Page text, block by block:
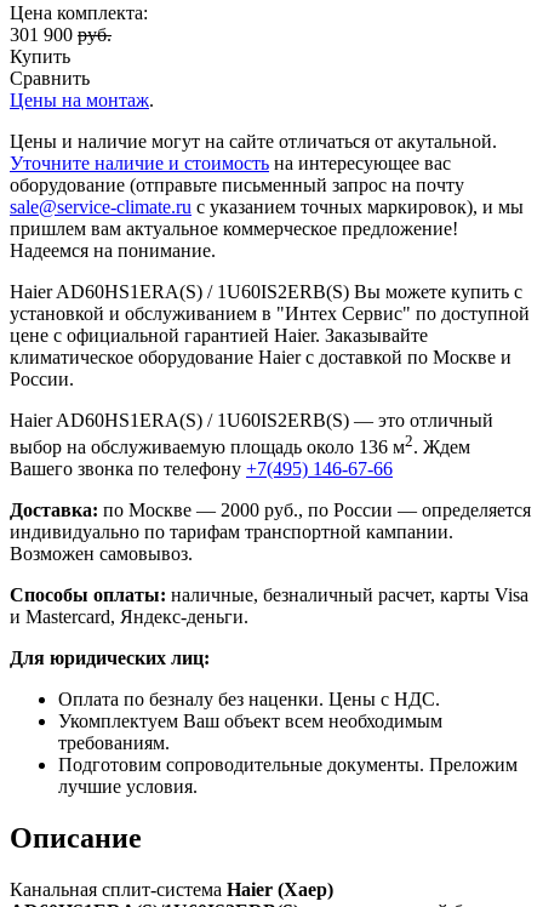
Цена комплекта:
301 900 руб.
Купить
Сравнить
Цены на монтаж.
Цены и наличие могут на сайте отличаться от акутальной.
Уточните наличие и стоимость на интересующее вас
оборудование (отправьте письменный запрос на почту
sale@service-climate.ru с указанием точных маркировок), и мы
пришлем вам актуальное коммерческое предложение!
Надеемся на понимание.
Haier AD60HS1ERA(S) / 1U60IS2ERB(S) Вы можете купить с
установкой и обслуживанием в "Интех Сервис" по доступной
цене с официальной гарантией Haier. Заказывайте
климатическое оборудование Haier с доставкой по Москве и
России.
Haier AD60HS1ERA(S) / 1U60IS2ERB(S) — это отличный
выбор на обслуживаемую площадь около 136 м2. Ждем
Вашего звонка по телефону +7(495) 146-67-66
Доставка: по Москве — 2000 руб., по России — определяется
индивидуально по тарифам транспортной кампании.
Возможен самовывоз.
Способы оплаты: наличные, безналичный расчет, карты Visa
и Mastercard, Яндекс-деньги.
Для юридических лиц:
Оплата по безналу без наценки. Цены с НДС.
Укомплектуем Ваш объект всем необходимым
требованиям.
Подготовим сопроводительные документы. Преложим
лучшие условия.
Описание
Канальная сплит-система Haier (Хаер)